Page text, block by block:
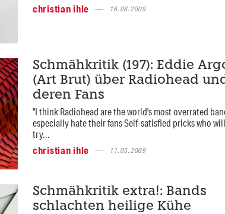
christian ihle
16.08.2009
Schmähkritik (197): Eddie
(Art Brut) über Radiohead
deren Fans
"I think Radiohead are the world's most overrated
especially hate their fans Self-satisfied pricks who will
try...
christian ihle
11.05.2009
Schmähkritik extra!: Bands
schlachten heilige Kühe